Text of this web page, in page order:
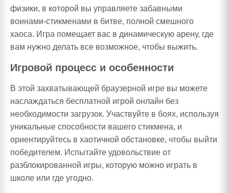
физики, в которой вы управляете забавными
воинами-стикменами в битве, полной смешного
хаоса. Игра помещает вас в динамическую арену, где
вам нужно делать все возможное, чтобы выжить.
Игровой процесс и особенности
В этой захватывающей браузерной игре вы можете
наслаждаться бесплатной игрой онлайн без
необходимости загрузок. Участвуйте в боях, используя
уникальные способности вашего стикмена, и
ориентируйтесь в хаотичной обстановке, чтобы выйти
победителем. Испытайте удовольствие от
разблокированной игры, которую можно играть в
школе или где угодно.